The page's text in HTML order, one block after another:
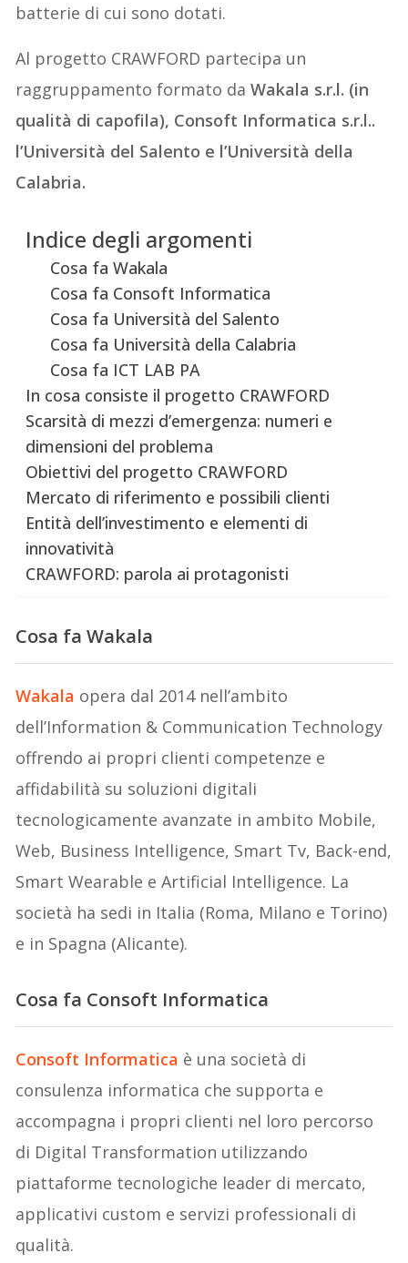
batterie di cui sono dotati.
Al progetto CRAWFORD partecipa un
raggruppamento formato da Wakala s.r.l. (in
qualità di capofila), Consoft Informatica s.r.l..
l’Università del Salento e l’Università della
Calabria.
Indice degli argomenti
Cosa fa Wakala
Cosa fa Consoft Informatica
Cosa fa Università del Salento
Cosa fa Università della Calabria
Cosa fa ICT LAB PA
In cosa consiste il progetto CRAWFORD
Scarsità di mezzi d’emergenza: numeri e
dimensioni del problema
Obiettivi del progetto CRAWFORD
Mercato di riferimento e possibili clienti
Entità dell’investimento e elementi di
innovatività
CRAWFORD: parola ai protagonisti
Cosa fa Wakala
Wakala opera dal 2014 nell’ambito
dell’Information & Communication Technology
offrendo ai propri clienti competenze e
affidabilità su soluzioni digitali
tecnologicamente avanzate in ambito Mobile,
Web, Business Intelligence, Smart Tv, Back-end,
Smart Wearable e Artificial Intelligence. La
società ha sedi in Italia (Roma, Milano e Torino)
e in Spagna (Alicante).
Cosa fa Consoft Informatica
Consoft Informatica è una società di
consulenza informatica che supporta e
accompagna i propri clienti nel loro percorso
di Digital Transformation utilizzando
piattaforme tecnologiche leader di mercato,
applicativi custom e servizi professionali di
qualità.